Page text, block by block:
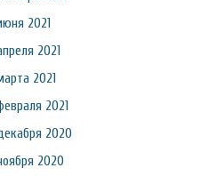
2021
2021
2021
2021
2020
2020